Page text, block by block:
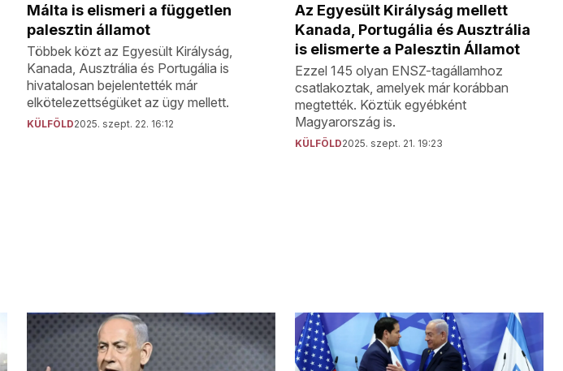
Málta is elismeri a független
palesztin államot
Többek közt az Egyesült Királyság,
Kanada, Ausztrália és Portugália is
hivatalosan bejelentették már
elkötelezettségüket az ügy mellett.
KÜLFÖLD2025. szept. 22. 16:12
Az Egyesült Királyság mellett
Kanada, Portugália és Ausztrália
is elismerte a Palesztin Államot
Ezzel 145 olyan ENSZ-tagállamhoz
csatlakoztak, amelyek már korábban
megtették. Köztük egyébként
Magyarország is.
KÜLFÖLD2025. szept. 21. 19:23